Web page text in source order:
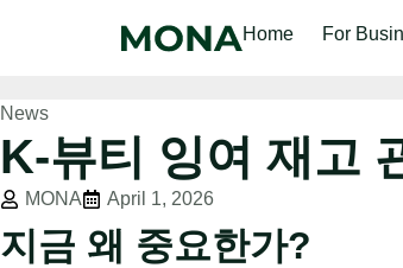
Home For
News
K-뷰티 잉여 재고
MONA April 1, 2026
지금 왜 중요한가?